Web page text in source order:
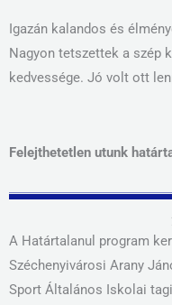
Igazán kalandos és
Nagyon tetszettek a szép
kedvessége. Jó volt ott
Felejthetetlen utunk
A Határtalanul program
Széchenyivárosi Arany
Sport Általános Iskolai